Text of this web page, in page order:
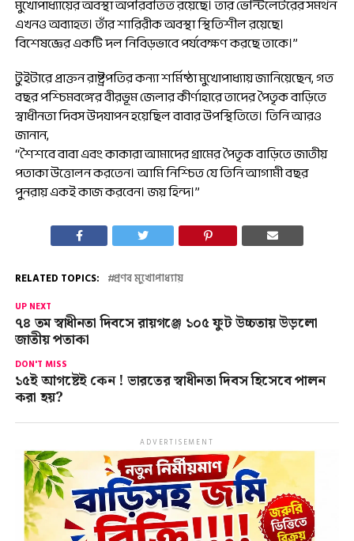
মুখোপাধ্যায়ের অবস্থা অপরিবর্তিত রয়েছে। তার ভেন্টিলেটরের সমর্থন
এখনও অব্যাহত। তাঁর শারিরীক অবস্থা স্থিতিশীল রয়েছে।
বিশেষজ্ঞের একটি দল নিবিড়ভাবে পর্যবেক্ষণ করছে তাকে।”
টুইটারে প্রাক্তন রাষ্ট্রপতির কন্যা শর্মিষ্ঠা মুখোপাধ্যায় জানিয়েছেন, গত
বছর পশ্চিমবঙ্গের বীরভূম জেলার কীর্ণাহারে তাদের পৈতৃক বাড়িতে
স্বাধীনতা দিবস উদযাপন হয়েছিল বাবার উপস্থিতিতে। তিনি আরও
জানান,
“শৈশবে বাবা এবং কাকারা আমাদের গ্রামের পৈতৃক বাড়িতে জাতীয়
পতাকা উত্তোলন করতেন। আমি নিশ্চিত যে তিনি আগামী বছর
পুনরায় একই কাজ করবেন। জয় হিন্দ।”
RELATED TOPICS: প্রণব মুখোপাধ্যায়
UP NEXT
৭৪ তম স্বাধীনতা দিবসে রায়গঞ্জে ১০৫ ফুট উচ্চতায় উড়লো
জাতীয় পতাকা
DON'T MISS
১৫ই আগষ্টেই কেন ! ভারতের স্বাধীনতা দিবস হিসেবে পালন
করা হয়?
ADVERTISEMENT